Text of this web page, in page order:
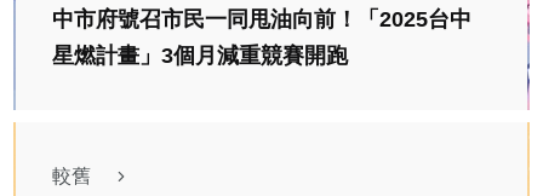
中市府號召市民一同甩油向前！「2025台中
星燃計畫」3個月減重競賽開跑
較舊